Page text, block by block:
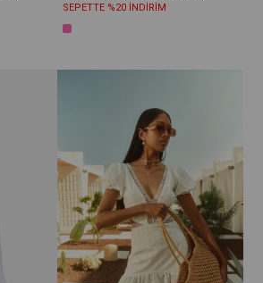
SEPETTE %20 İNDİRİM